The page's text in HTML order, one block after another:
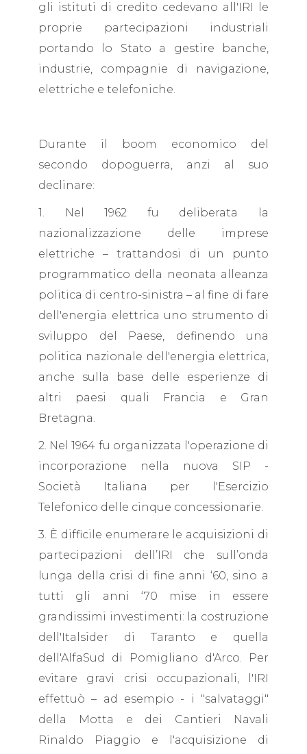
gli istituti di credito cedevano all'IRI le
proprie partecipazioni industriali
portando lo Stato a gestire banche,
industrie, compagnie di navigazione,
elettriche e telefoniche.
Durante il boom economico del
secondo dopoguerra, anzi al suo
declinare:
1. Nel 1962 fu deliberata la
nazionalizzazione delle imprese
elettriche – trattandosi di un punto
programmatico della neonata alleanza
politica di centro-sinistra – al fine di fare
dell'energia elettrica uno strumento di
sviluppo del Paese, definendo una
politica nazionale dell'energia elettrica,
anche sulla base delle esperienze di
altri paesi quali Francia e Gran
Bretagna.
2. Nel 1964 fu organizzata l'operazione di
incorporazione nella nuova SIP -
Società Italiana per l'Esercizio
Telefonico delle cinque concessionarie.
3. È difficile enumerare le acquisizioni di
partecipazioni dell’IRI che sull’onda
lunga della crisi di fine anni ‘60, sino a
tutti gli anni ‘70 mise in essere
grandissimi investimenti: la costruzione
dell'Italsider di Taranto e quella
dell'AlfaSud di Pomigliano d'Arco. Per
evitare gravi crisi occupazionali, l'IRI
effettuò – ad esempio - i "salvataggi"
della Motta e dei Cantieri Navali
Rinaldo Piaggio e l'acquisizione di